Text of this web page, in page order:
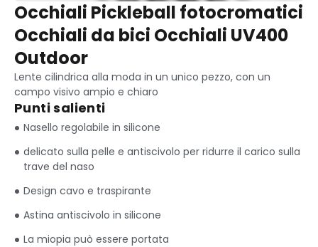
Occhiali Pickleball fotocromatici
Occhiali da bici Occhiali UV400
Outdoor
Lente cilindrica alla moda in un unico pezzo, con un
campo visivo ampio e chiaro
Punti salienti
Nasello regolabile in silicone
delicato sulla pelle e antiscivolo per ridurre il carico sulla
trave del naso
Design cavo e traspirante
Astina antiscivolo in silicone
La miopia può essere portata